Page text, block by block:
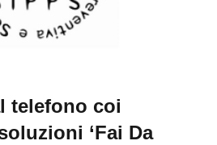
telefono coi
‘Fai Da